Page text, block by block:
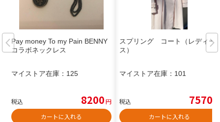
Pay money To my Pain BENNY
コラボネックレス
マイストア在庫： 125
税込 8200円
カートに入れる
スプリング コート（レディー
ス）
マイストア在庫： 101
税込 7570
カートに入れる